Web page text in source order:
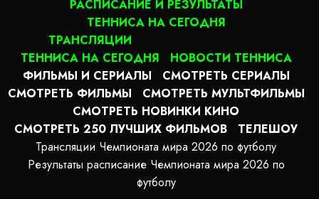
РАСПИСАНИЕ И РЕЗУЛЬТАТЫ
ТЕННИСА НА СЕГОДНЯ
ТРАНСЛЯЦИИ
ТЕННИСА НА СЕГОДНЯ
НОВОСТИ ТЕННИСА
ФИЛЬМЫ И СЕРИАЛЫ
СМОТРЕТЬ СЕРИАЛЫ
СМОТРЕТЬ ФИЛЬМЫ
СМОТРЕТЬ МУЛЬТФИЛЬМЫ
СМОТРЕТЬ НОВИНКИ КИНО
СМОТРЕТЬ 250 ЛУЧШИХ ФИЛЬМОВ
ТЕЛЕШОУ
Трансляции Чемпионата мира 2026 по футболу
Результаты расписание Чемпионата мира 2026 по
футболу